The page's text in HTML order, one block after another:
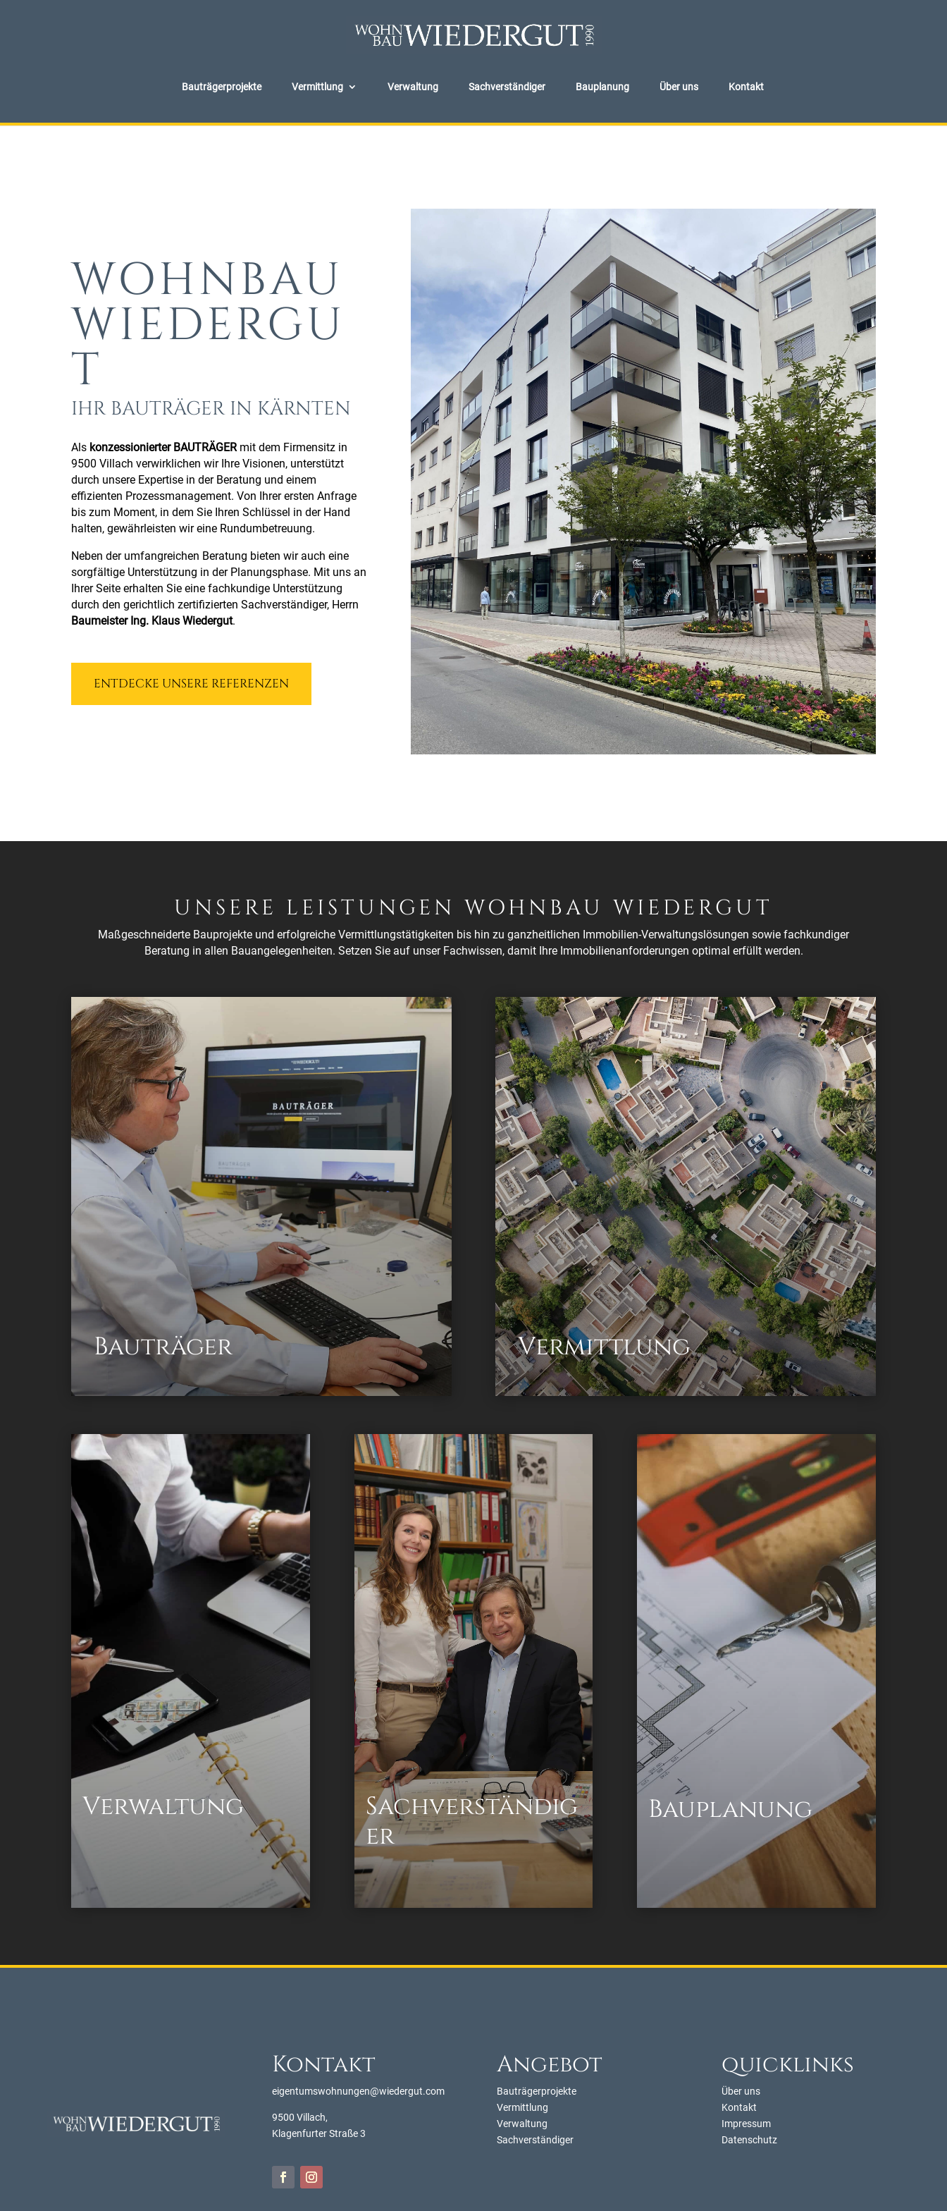
Bauträgerprojekte Vermittlung Verwaltung Sachverständiger Bauplanung Über uns Kontakt
WOHNBAU
WIEDERGU
T
IHR BAUTRÄGER IN KÄRNTEN
Als konzessionierter BAUTRÄGERmit dem Firmensitz in
9500 Villach verwirklichen wir Ihre Visionen, unterstützt
durch unsere Expertise in der Beratung und einem
effizienten Prozessmanagement. Von Ihrer ersten Anfrage
bis zum Moment, in dem Sie Ihren Schlüssel in der Hand
halten, gewährleisten wir eine Rundumbetreuung.
Neben der umfangreichen Beratung bieten wir auch eine
sorgfältige Unterstützung in der Planungsphase. Mit uns an
Ihrer Seite erhalten Sie eine fachkundige Unterstützung
durch den gerichtlich zertifizierten Sachverständiger, Herrn
Baumeister Ing. Klaus Wiedergut.
ENTDECKE UNSERE REFERENZEN
UNSERE LEISTUNGEN WOHNBAU WIEDERGUT
Maßgeschneiderte Bauprojekte und erfolgreiche Vermittlungstätigkeiten bis hin zu ganzheitlichen Immobilien-Verwaltungslösungen sowie fachkundiger
Beratung in allen Bauangelegenheiten. Setzen Sie auf unser Fachwissen, damit Ihre Immobilienanforderungen optimal erfüllt werden.
konzessionierter Bauträger
Bauträger – Abwicklung
Professionellen Betreuung vom Erstkontakt bis zur Übergabe
Beratung in Finanzierungsangelegenheiten
Betreuung in Planungsfragen
Abwicklung von Wohnbauförderungsanträgen udgl.
Bauträger
Als konzessionierter Immobilienmakler(Immobilientreuhänder)
vermitteln wir den Kauf / Verkauf bzw. die Miete / Vermietung von
Immobilien.
Eigentumswohnungen
Ein- und Mehrfamilienwohnhäuser
Baurechte
Gewerbeliegenschaften
Unbebaute Liegenschaften (Baugrundstücke)
Vermittlung
konzessionierter Immobilienverwalter
Allgemeine Verwaltung
Kaufmännische Verwaltung
Technische Verwaltung
Verwaltung
Allgemein beeideter und gerichtlich
zertifizierter Sachverständiger
Herr
Baumeister Ing. Klaus Wiedergut .
Tätigkeitsbereiche:
Wertermittlung von Liegenschaften
Bewertungen für steuerliche Zwecke und
Bilanzierungen
An- & Verkaufsbewertungen
Projektanalysen von Bauträgerobjekten
Nutzwertermittlung &
Nutzwertneufestsetzung
Themenbehandlung
Immobilienverwaltung
Erhebung im Grundbuch
Sachverständig
er
Alskonzessioniertes Baumeister
Unternehmen begleiten wir Sie mit unserem
erfahrenen Team von der ersten Skizze bis
zur finalen Umsetzung Ihres Bauprojekts.
Als Generalübernehmer betreuen wir die
Gesamtabwicklung Ihres Großprojekts,
unabhängig von der Finanzierungsart.
Ein- und Mehrfamilienhäuser
Mietwohnungen
Dachgeschossausbauten
Gebäudeschadensanierungen
Bestandsaufnahmen
Umbauten
Bauplanung
Kontakt
eigentumswohnungen@wiedergut.com
9500 Villach,
Klagenfurter Straße 3
Angebot
Bauträgerprojekte
Vermittlung
Verwaltung
Sachverständiger
quicklinks
Über uns
Kontakt
Impressum
Datenschutz